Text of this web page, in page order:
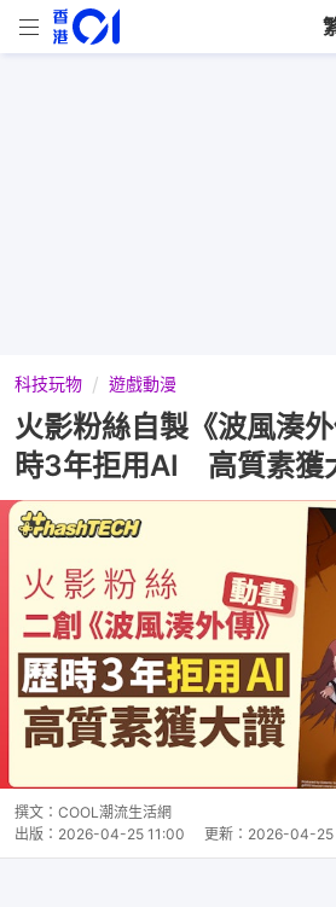
科技玩物 遊戲動漫
火影粉絲自製《波風湊
時3年拒用AI 高質素獲
撰文： COOL潮流生活網
出版： 2026-04-25 11:00 更新： 2026-04-25